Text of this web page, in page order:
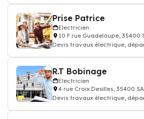
Prise Patrice
Electricien
10 F rue Guadeloupe, 35400
Devis travaux électrique,
R.T Bobinage
Electricien
4 rue Croix Desilles, 35400
Devis travaux électrique,